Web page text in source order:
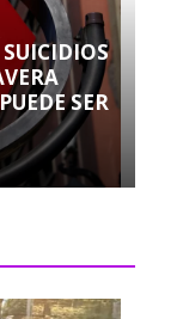
SUICIDIOS
SER